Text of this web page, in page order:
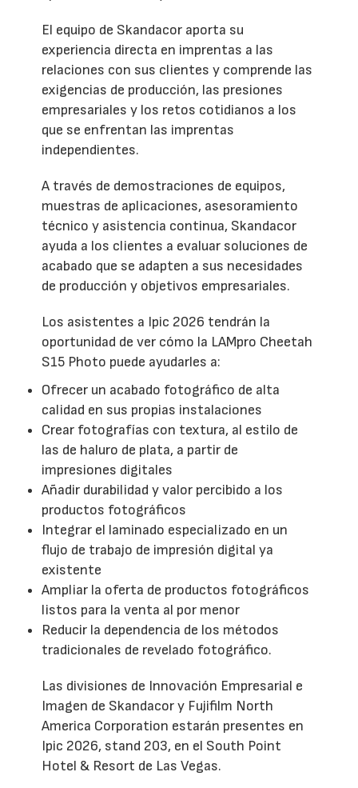
El equipo de Skandacor aporta su
experiencia directa en imprentas a las
relaciones con sus clientes y comprende las
exigencias de producción, las presiones
empresariales y los retos cotidianos a los
que se enfrentan las imprentas
independientes.
A través de demostraciones de equipos,
muestras de aplicaciones, asesoramiento
técnico y asistencia continua, Skandacor
ayuda a los clientes a evaluar soluciones de
acabado que se adapten a sus necesidades
de producción y objetivos empresariales.
Los asistentes a Ipic 2026 tendrán la
oportunidad de ver cómo la LAMpro Cheetah
S15 Photo puede ayudarles a:
Ofrecer un acabado fotográfico de alta
calidad en sus propias instalaciones
Crear fotografías con textura, al estilo de
las de haluro de plata, a partir de
impresiones digitales
Añadir durabilidad y valor percibido a los
productos fotográficos
Integrar el laminado especializado en un
flujo de trabajo de impresión digital ya
existente
Ampliar la oferta de productos fotográficos
listos para la venta al por menor
Reducir la dependencia de los métodos
tradicionales de revelado fotográfico.
Las divisiones de Innovación Empresarial e
Imagen de Skandacor y Fujifilm North
America Corporation estarán presentes en
Ipic 2026, stand 203, en el South Point
Hotel & Resort de Las Vegas.